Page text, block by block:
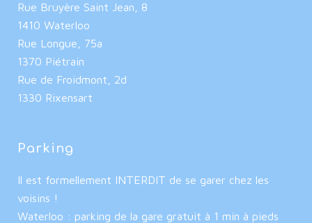
Rue Bruyère Saint Jean, 8
1410 Waterloo
Rue Longue, 75a
1370 Piétrain
Rue de Froidmont, 2d
1330 Rixensart
Parking
Il est formellement INTERDIT de se garer chez les
voisins !
Waterloo : parking de la gare gratuit à 1 min à pieds